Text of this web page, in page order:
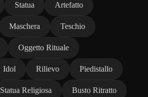
Statua Artefatto
Maschera Teschio
Oggetto Rituale
Idol Rilievo Piedistallo
Statua Religiosa Busto Ritratto